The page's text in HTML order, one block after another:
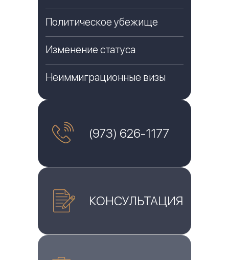
Политическое убежище
Изменение статуса
Неиммиграционные визы
(973) 626-1177
КОНСУЛЬТАЦИЯ